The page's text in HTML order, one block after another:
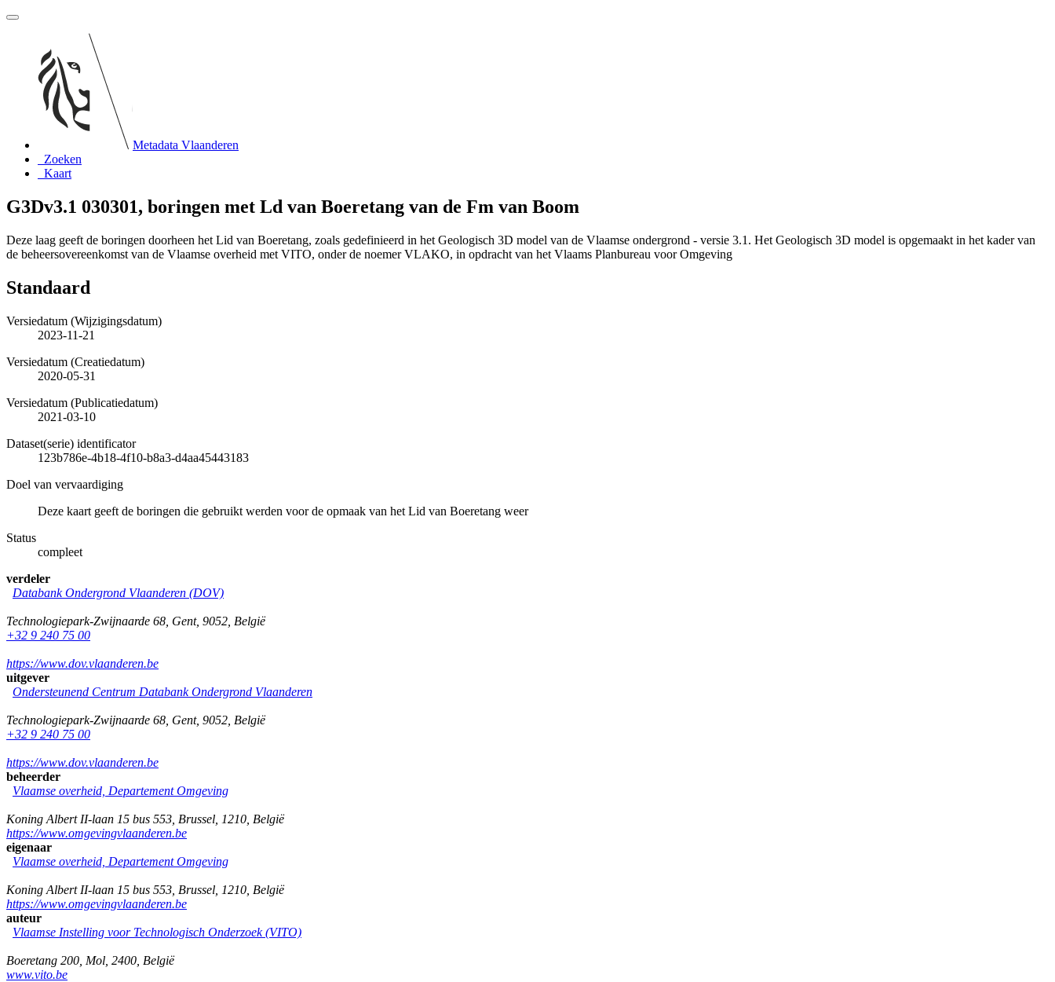
Metadata Vlaanderen
Zoeken
Kaart
G3Dv3.1 030301, boringen met Ld van Boeretang van de Fm van Boom
Deze laag geeft de boringen doorheen het Lid van Boeretang, zoals gedefinieerd in het Geologisch 3D model van de Vlaamse ondergrond - versie 3.1. Het Geologisch 3D model is opgemaakt in het kader van
de beheersovereenkomst van de Vlaamse overheid met VITO, onder de noemer VLAKO, in opdracht van het Vlaams Planbureau voor Omgeving
Standaard
Versiedatum (Wijzigingsdatum)
2023-11-21
Versiedatum (Creatiedatum)
2020-05-31
Versiedatum (Publicatiedatum)
2021-03-10
Dataset(serie) identificator
123b786e-4b18-4f10-b8a3-d4aa45443183
Doel van vervaardiging
Deze kaart geeft de boringen die gebruikt werden voor de opmaak van het Lid van Boeretang weer
Status
compleet
verdeler
Databank Ondergrond Vlaanderen (DOV)
Technologiepark-Zwijnaarde 68 Gent, 9052 België
+32 9 240 75 00
https://www.dov.vlaanderen.be
uitgever
Ondersteunend Centrum Databank Ondergrond Vlaanderen
Technologiepark-Zwijnaarde 68 Gent, 9052 België
+32 9 240 75 00
https://www.dov.vlaanderen.be
beheerder
Vlaamse overheid, Departement Omgeving
Koning Albert II-laan 15 bus 553 Brussel 1210 België
https://www.omgevingvlaanderen.be
eigenaar
Vlaamse overheid, Departement Omgeving
Koning Albert II-laan 15 bus 553 Brussel 1210 België
https://www.omgevingvlaanderen.be
auteur
Vlaamse Instelling voor Technologisch Onderzoek (VITO)
Boeretang 200 Mol 2400 België
www.vito.be